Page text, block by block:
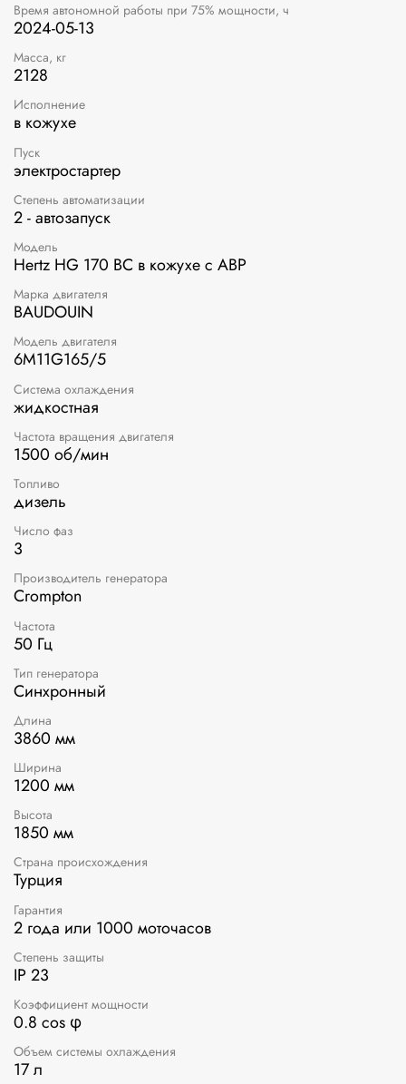
Время автономной работы при 75% мощности, ч
2024-05-13
Масса, кг
2128
Исполнение
в кожухе
Пуск
электростартер
Степень автоматизации
2 - автозапуск
Модель
Hertz HG 170 BC в кожухе с АВР
Марка двигателя
BAUDOUIN
Модель двигателя
6M11G165/5
Система охлаждения
жидкостная
Частота вращения двигателя
1500 об/мин
Топливо
дизель
Число фаз
3
Производитель генератора
Crompton
Частота
50 Гц
Тип генератора
Синхронный
Длина
3860 мм
Ширина
1200 мм
Высота
1850 мм
Страна происхождения
Турция
Гарантия
2 года или 1000 моточасов
Степень защиты
IP 23
Коэффициент мощности
0.8 cos φ
Объем системы охлаждения
17 л